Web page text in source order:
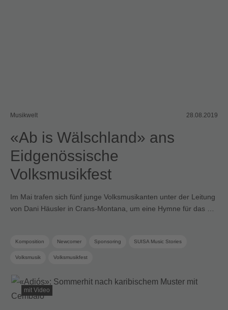
Musikwelt 28.08.2019
«Ab is Wälschland» ans
Eidgenössische
Volksmusikfest
Im Mai trafen sich fünf junge Volksmusikanten unter der Leitung
von Dani Häusler in Crans-Montana, um eine Hymne für das …
Komposition Newcomer Sponsoring SUISA Music Stories
Volksmusik Volksmusikfest
mit Video